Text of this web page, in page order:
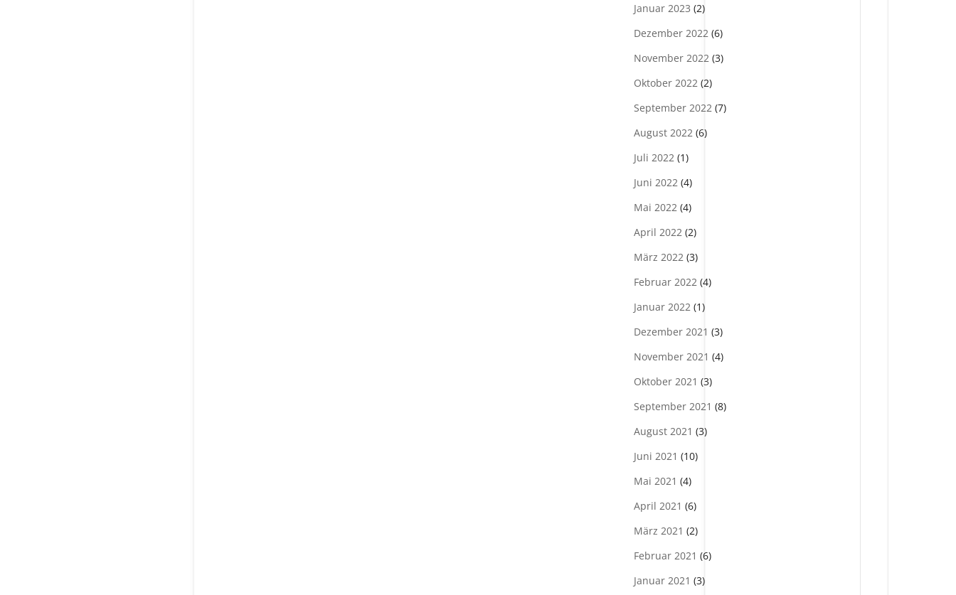
Januar 2023 (2)
Dezember 2022 (6)
November 2022 (3)
Oktober 2022 (2)
September 2022 (7)
August 2022 (6)
Juli 2022 (1)
Juni 2022 (4)
Mai 2022 (4)
April 2022 (2)
März 2022 (3)
Februar 2022 (4)
Januar 2022 (1)
Dezember 2021 (3)
November 2021 (4)
Oktober 2021 (3)
September 2021 (8)
August 2021 (3)
Juni 2021 (10)
Mai 2021 (4)
April 2021 (6)
März 2021 (2)
Februar 2021 (6)
Januar 2021 (3)